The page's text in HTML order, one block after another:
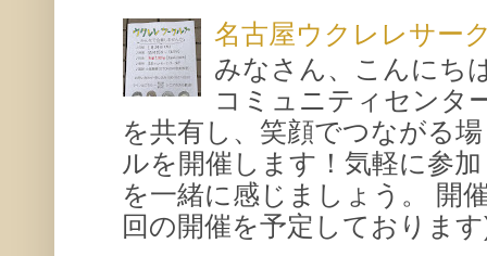
名古屋ウクレレサー
みなさん、こんにち
コミュニティセンタ
を共有し、笑顔でつながる
ルを開催します！気軽に参
を一緒に感じましょう。 開
回の開催を予定しておりま